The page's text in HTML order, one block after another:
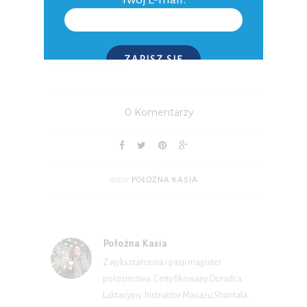
Dziękuję Wydawnictwu W.A.B. za
udostępnienie egzemplarza do recenzji 🙂
RECENZJA KSIĄŻKI
0 Komentarzy
autor POŁOŻNA KASIA
Położna Kasia
Z wykształcenia i pasji magister
położnictwa. Certyfikowany Doradca
Laktacyjny. Instruktor Masażu Shantala.
ZAPISZ SIĘ